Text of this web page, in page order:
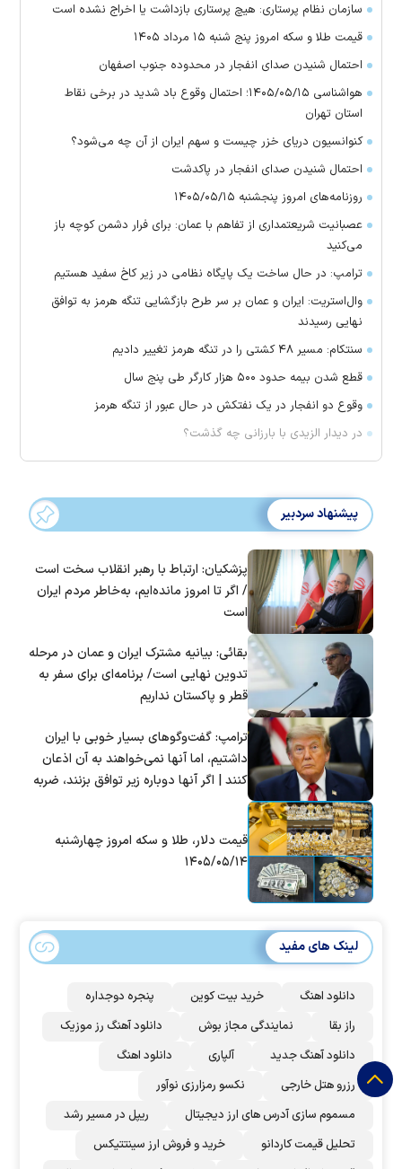
سازمان نظام پرستاری: هیچ پرستاری بازداشت یا اخراج نشده است
قیمت طلا و سکه امروز پنج شنبه ۱۵ مرداد ۱۴۰۵
احتمال شنیدن صدای انفجار در محدوده جنوب اصفهان
هواشناسی ۱۴۰۵/۰۵/۱۵؛ احتمال وقوع باد شدید در برخی نقاط
استان تهران
کنوانسیون دریای خزر چیست و سهم ایران از آن چه می‌شود؟
احتمال شنیدن صدای انفجار در پاکدشت
روزنامه‌های امروز پنجشنبه ۱۴۰۵/۰۵/۱۵
عصبانیت شریعتمداری از تفاهم با عمان: برای فرار دشمن کوچه باز
می‌کنید
ترامپ: در حال ساخت یک پایگاه نظامی در زیر کاخ سفید هستیم
وال‌استریت: ایران و عمان بر سر طرح بازگشایی تنگه هرمز به توافق
نهایی رسیدند
سنتکام: مسیر ۴۸ کشتی را در تنگه هرمز تغییر دادیم
قطع شدن بیمه حدود ۵۰۰ هزار کارگر طی پنج سال
وقوع دو انفجار در یک نفتکش در حال عبور از تنگه هرمز
در دیدار الزیدی با بارزانی چه گذشت؟
پیشنهاد سردبیر
پزشکیان: ارتباط با رهبر انقلاب سخت است
/ اگر تا امروز مانده‌ایم، به‌خاطر مردم ایران
است
بقائی: بیانیه مشترک ایران و عمان در مرحله
تدوین نهایی است/ برنامه‌ای برای سفر به
قطر و پاکستان نداریم
ترامپ: گفت‌و‌گو‌های بسیار خوبی با ایران
داشتیم، اما آنها نمی‌خواهند به آن اذعان
کنند | اگر آنها دوباره زیر توافق بزنند، ضربه
قیمت دلار، طلا و سکه امروز چهارشنبه
۱۴۰۵/۰۵/۱۴
لینک های مفید
دانلود اهنگ خرید بیت کوین
پنجره دوجداره
راز بقا
نمایندگی مجاز بوش
دانلود آهنگ رز‌ موزیک
دانلود آهنگ جدید
آلپاری
دانلود اهنگ
رزرو هتل خارجی
نکسو رمزارزی نوآور
مسموم سازی آدرس های ارز دیجیتال
ریپل در مسیر رشد
تحلیل قیمت کاردانو
خرید و فروش ارز سینتتیکس